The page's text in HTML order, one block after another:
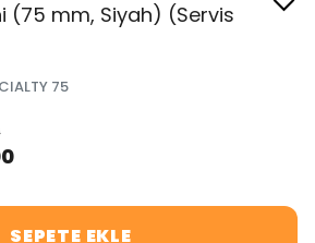
(75 mm, Siyah) (Servis
75
SEPETE EKLE